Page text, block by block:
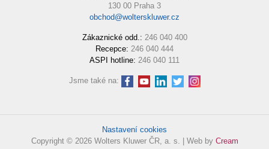
130 00 Praha 3
obchod@wolterskluwer.cz
Zákaznické odd.: 246 040 400
Recepce: 246 040 444
ASPI hotline: 246 040 111
Jsme také na:
Nastavení cookies
Copyright © 2026 Wolters Kluwer ČR, a. s. | Web by Cream